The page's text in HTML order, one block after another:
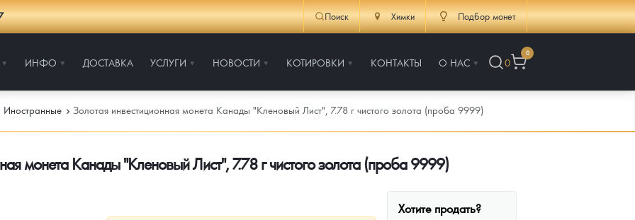
Поиск Химки Подбор монет
ИНФО ДОСТАВКА УСЛУГИ НОВОСТИ КОТИРОВКИ КОНТАКТЫ О НАС 0
0
Иностранные Золотая инвестиционная монета Канады "Кленовый Лист", 7.78 г чистого золота (проба 9999)
монета Канады "Кленовый Лист", 7.78 г чистого золота (проба 9999)
Хотите продать?